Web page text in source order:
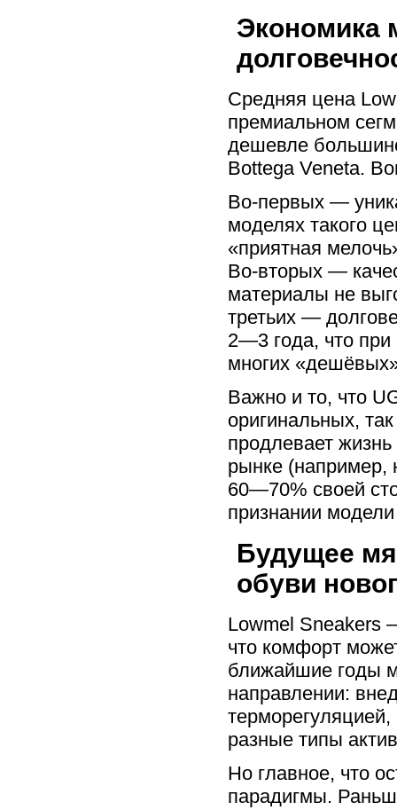
Экономика
Средняя цена
премиальном
дешевле
Bottega Veneta.
Во-первых —
моделях такого
«приятная
Во-вторых —
материалы не
третьих —
2—3 года, что при
многих
Важно и то, что
оригинальных,
продлевает
рынке (например,
60—70% своей
признании
Будущее
обуви
Lowmel Sneakers
что комфорт
ближайшие годы
направлении:
разные типы
Но главное, что
парадигмы.